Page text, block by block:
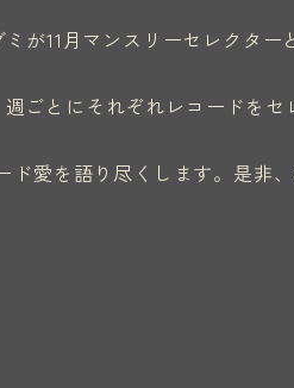
が11月マンスリーセレクター
ごとにそれぞれレコードをセ
愛を語り尽くします。是非